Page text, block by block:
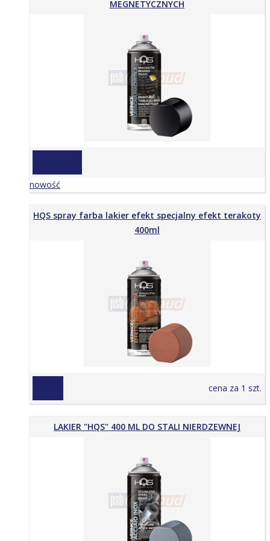
MEGNETYCZNYCH
nowość
HQS spray farba lakier efekt specjalny efekt terakoty
400ml
cena za 1 szt.
LAKIER "HQS" 400 ML DO STALI NIERDZEWNEJ